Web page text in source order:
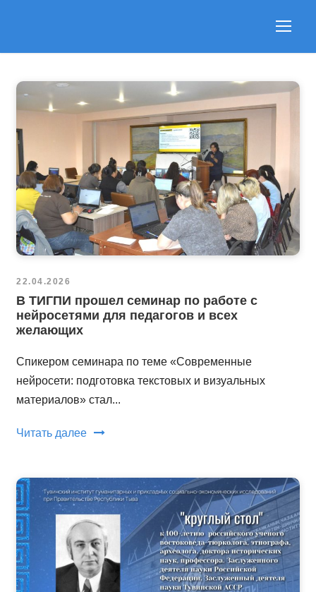
22.04.2026
В ТИГПИ прошел семинар по работе с
нейросетями для педагогов и всех
желающих
Спикером семинара по теме «Современные
нейросети: подготовка текстовых и визуальных
материалов» стал...
Читать далее